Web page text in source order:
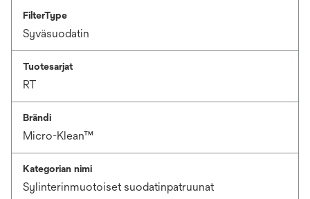
FilterType
Syväsuodatin
Tuotesarjat
RT
Brändi
Micro-Klean™
Kategorian nimi
Sylinterinmuotoiset suodatinpatruunat